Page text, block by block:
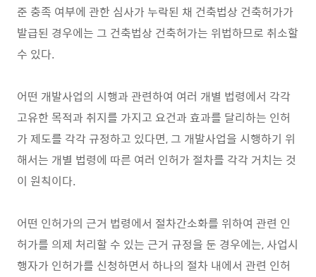
준 충족 여부에 관한 심사가 누락된 채 건축법상 건축허가가
발급된 경우에는 그 건축법상 건축허가는 위법하므로 취소할
수 있다.
어떤 개발사업의 시행과 관련하여 여러 개별 법령에서 각각
고유한 목적과 취지를 가지고 요건과 효과를 달리하는 인허
가 제도를 각각 규정하고 있다면, 그 개발사업을 시행하기 위
해서는 개별 법령에 따른 여러 인허가 절차를 각각 거치는 것
이 원칙이다.
어떤 인허가의 근거 법령에서 절차간소화를 위하여 관련 인
허가를 의제 처리할 수 있는 근거 규정을 둔 경우에는, 사업시
행자가 인허가를 신청하면서 하나의 절차 내에서 관련 인허